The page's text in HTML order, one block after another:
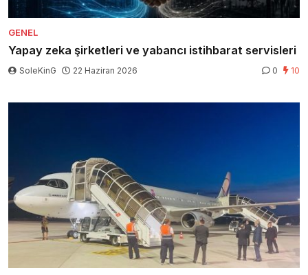
GENEL
Yapay zeka şirketleri ve yabancı istihbarat servisleri
SoleKinG 22 Haziran 2026 0 10